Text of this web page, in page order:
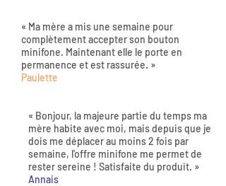
« Ma mère a mis une semaine pour
complètement accepter son bouton
minifone. Maintenant elle le porte en
permanence et est rassurée. »
Paulette
« Bonjour, la majeure partie du temps ma
mère habite avec moi, mais depuis que je
dois me déplacer au moins 2 fois par
semaine, l'offre minifone me permet de
rester sereine ! Satisfaite du produit. »
Annais